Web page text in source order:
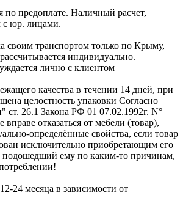
по предоплате. Наличный расчет,
с юр. лицами.
своим транспортом только по Крыму,
индивидуально.
лично с клиентом
качества в течении 14 дней, при
целостность упаковки Согласно
ст. 26.1 Закона РФ 01 07.02.1992г. N°
вправе отказаться от мебели (товар),
определённые свойства, если товар
исключительно приобретающим его
подошедший eмy по каким-то причинам,
24 месяца в зависимости от